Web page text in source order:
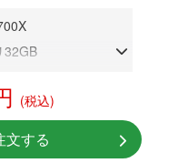
32GB
1TB
対応
64bit
(税込)
文する